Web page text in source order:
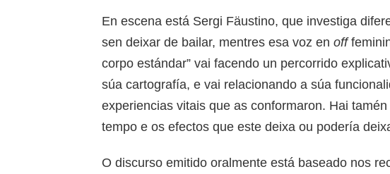
En escena está Sergi Fäustino, que investiga
sen deixar de bailar, mentres esa voz en off
corpo estándar” vai facendo un percorrido
súa cartografía, e vai relacionando a súa
experiencias vitais que as conformaron. Hai
tempo e os efectos que este deixa ou podería
O discurso emitido oralmente está baseado nos